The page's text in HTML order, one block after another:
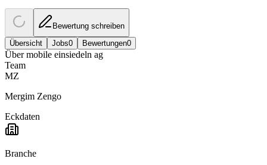
Bewertung schreiben
Übersicht
Jobs0 Bewertungen0
Übermobile einsiedeln ag
Team
MZ
Mergim Zengo
Eckdaten
Branche